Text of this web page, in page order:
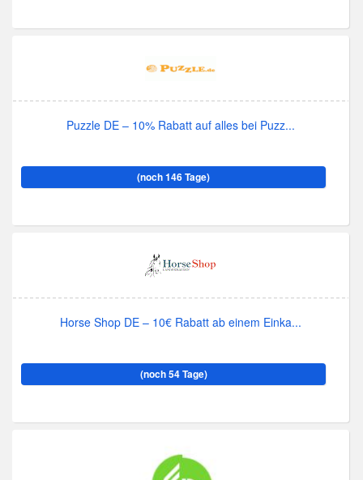
Puzzle DE – 10% Rabatt auf alles bei Puzz...
(noch 146 Tage)
Horse Shop DE – 10€ Rabatt ab einem Einka...
(noch 54 Tage)